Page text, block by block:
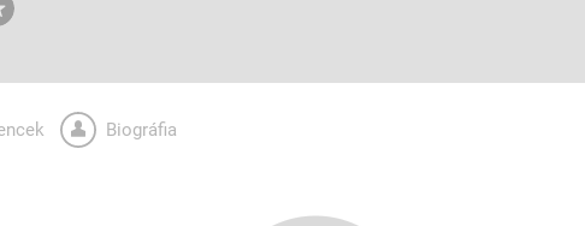
Biográfia